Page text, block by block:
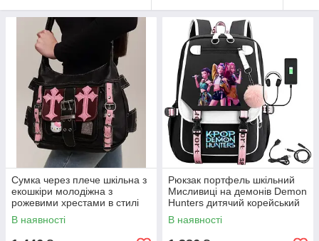
Сумка через плече шкільна з
екошкіри молодіжна з
рожевими хрестами в стилі
y2k, 32x23x10 см, чорна
В наявності
Рюкзак портфель шкільний
Мисливиці на демонів Demon
Hunters дитячий корейський
підлітковий стиль 45х30х13
см
В наявності